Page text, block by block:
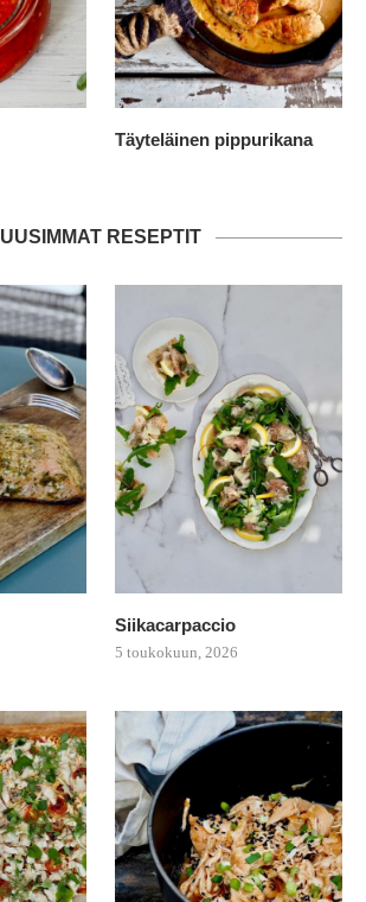
Täyteläinen pippurikana
UUSIMMAT RESEPTIT
Siikacarpaccio
5 toukokuun, 2026